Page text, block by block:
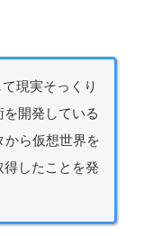
現実そっくり
開発している
から仮想世界を
したことを発